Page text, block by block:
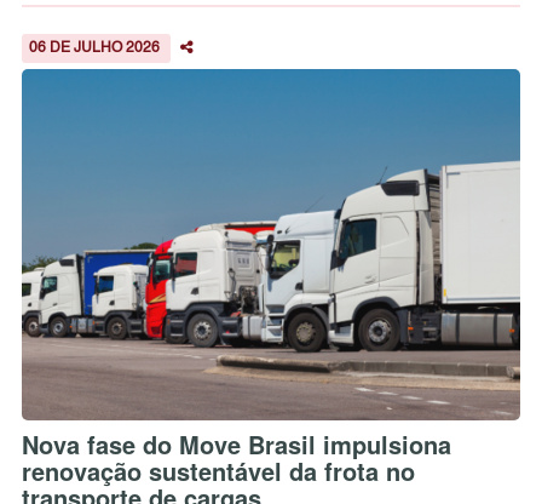
06 DE JULHO 2026
Nova fase do Move Brasil impulsiona
renovação sustentável da frota no